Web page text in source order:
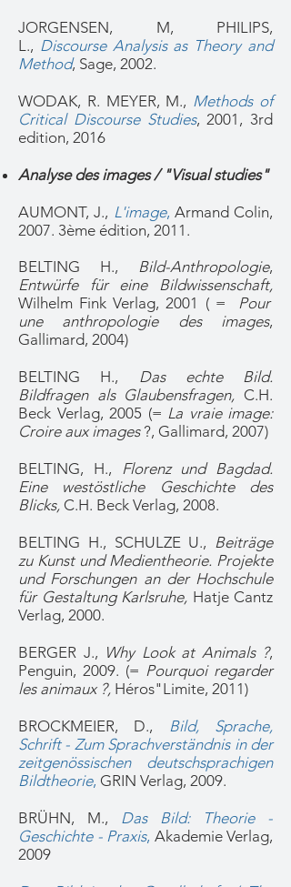
JORGENSEN, M, PHILIPS,
L., Discourse Analysis as Theory and
Method, Sage, 2002.
WODAK, R. MEYER, M., Methods of
Critical Discourse Studies, 2001, 3rd
edition, 2016
Analyse des images / "Visual studies"
AUMONT, J., L'image, Armand Colin,
2007. 3ème édition, 2011.
BELTING H., Bild-Anthropologie,
Entwürfe für eine Bildwissenschaft,
Wilhelm Fink Verlag, 2001 ( = Pour
une anthropologie des images,
Gallimard, 2004)
BELTING H., Das echte Bild.
Bildfragen als Glaubensfragen, C.H.
Beck Verlag, 2005 (= La vraie image:
Croire aux images?, Gallimard, 2007)
BELTING, H., Florenz und Bagdad.
Eine westöstliche Geschichte des
Blicks, C.H. Beck Verlag, 2008.
BELTING H., SCHULZE U., Beiträge
zu Kunst und Medientheorie. Projekte
und Forschungen an der Hochschule
für Gestaltung Karlsruhe, Hatje Cantz
Verlag, 2000.
BERGER J., Why Look at Animals ?,
Penguin, 2009. (= Pourquoi regarder
les animaux ?, Héros"Limite, 2011)
BROCKMEIER, D.,
Bild, Sprache,
Schrift - Zum Sprachverständnis in der
zeitgenössischen deutschsprachigen
Bildtheorie, GRIN Verlag, 2009.
BRÜHN, M., Das Bild: Theorie -
Geschichte - Praxis, Akademie Verlag,
2009